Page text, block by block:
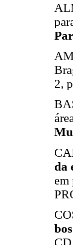
2,
da
em